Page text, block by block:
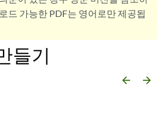
드 가능한 PDF는 영어로만 제공됩
들기
arrow_backward arrow_forward